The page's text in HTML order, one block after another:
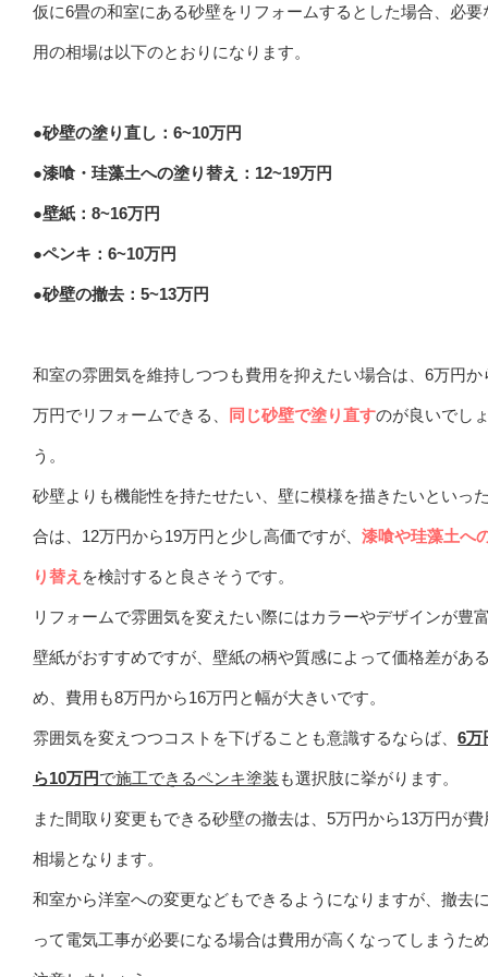
仮に6畳の和室にある砂壁をリフォームするとした場合、必要
用の相場は以下のとおりになります。
●砂壁の塗り直し：6~10万円
●漆喰・珪藻土への塗り替え：12~19万円
●壁紙：8~16万円
●ペンキ：6~10万円
●砂壁の撤去：5~13万円
和室の雰囲気を維持しつつも費用を抑えたい場合は、6万円か
万円でリフォームできる、 同じ砂壁で塗り直すのが良いでし
う。
砂壁よりも機能性を持たせたい、壁に模様を描きたいといっ
合は、12万円から19万円と少し高価ですが、 漆喰や珪藻土へ
り替え を検討すると良さそうです。
リフォームで雰囲気を変えたい際にはカラーやデザインが豊
壁紙がおすすめですが、壁紙の柄や質感によって価格差があ
め、費用も8万円から16万円と幅が大きいです。
雰囲気を変えつつコストを下げることも意識するならば、 6万
ら10万円で施工できるペンキ塗装 も選択肢に挙がります。
また間取り変更もできる砂壁の撤去は、5万円から13万円が費
相場となります。
和室から洋室への変更などもできるようになりますが、撤去
って電気工事が必要になる場合は費用が高くなってしまうた